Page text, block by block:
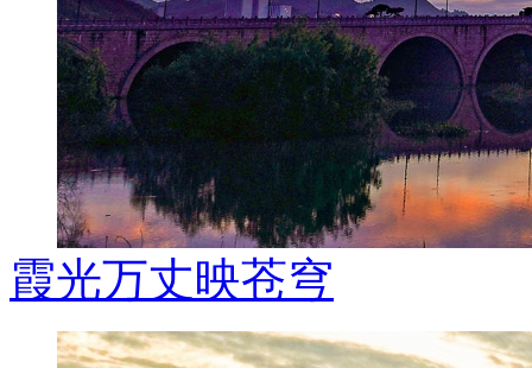
霞光万丈映苍穹